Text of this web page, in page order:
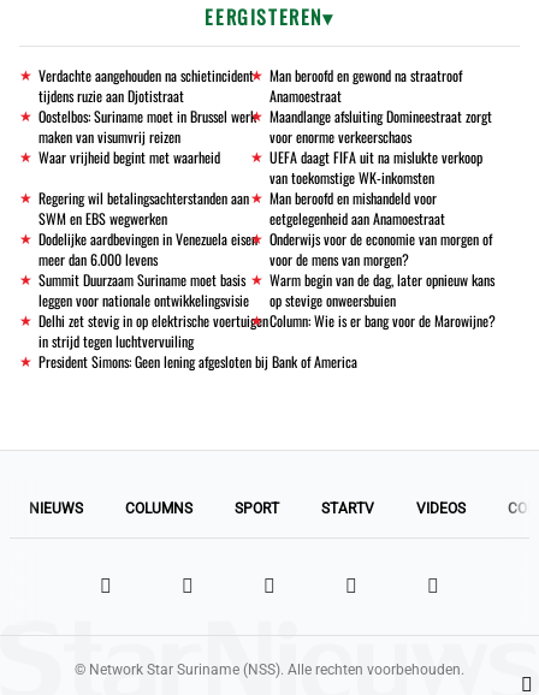
EERGISTEREN
Verdachte aangehouden na schietincident
tijdens ruzie aan Djotistraat
Man beroofd en gewond na straatroof
Anamoestraat
Oostelbos: Suriname moet in Brussel werk
maken van visumvrij reizen
Maandlange afsluiting Domineestraat zorgt
voor enorme verkeerschaos
Waar vrijheid begint met waarheid
UEFA daagt FIFA uit na mislukte verkoop
van toekomstige WK-inkomsten
Regering wil betalingsachterstanden aan
SWM en EBS wegwerken
Man beroofd en mishandeld voor
eetgelegenheid aan Anamoestraat
Dodelijke aardbevingen in Venezuela eisen
meer dan 6.000 levens
Onderwijs voor de economie van morgen of
voor de mens van morgen?
Summit Duurzaam Suriname moet basis
leggen voor nationale ontwikkelingsvisie
Warm begin van de dag, later opnieuw kans
op stevige onweersbuien
Delhi zet stevig in op elektrische voertuigen
in strijd tegen luchtvervuiling
Column: Wie is er bang voor de Marowijne?
President Simons: Geen lening afgesloten bij Bank of America
NIEUWS COLUMNS SPORT STARTV VIDEOS
© Network Star Suriname (NSS). Alle rechten voorbehouden.